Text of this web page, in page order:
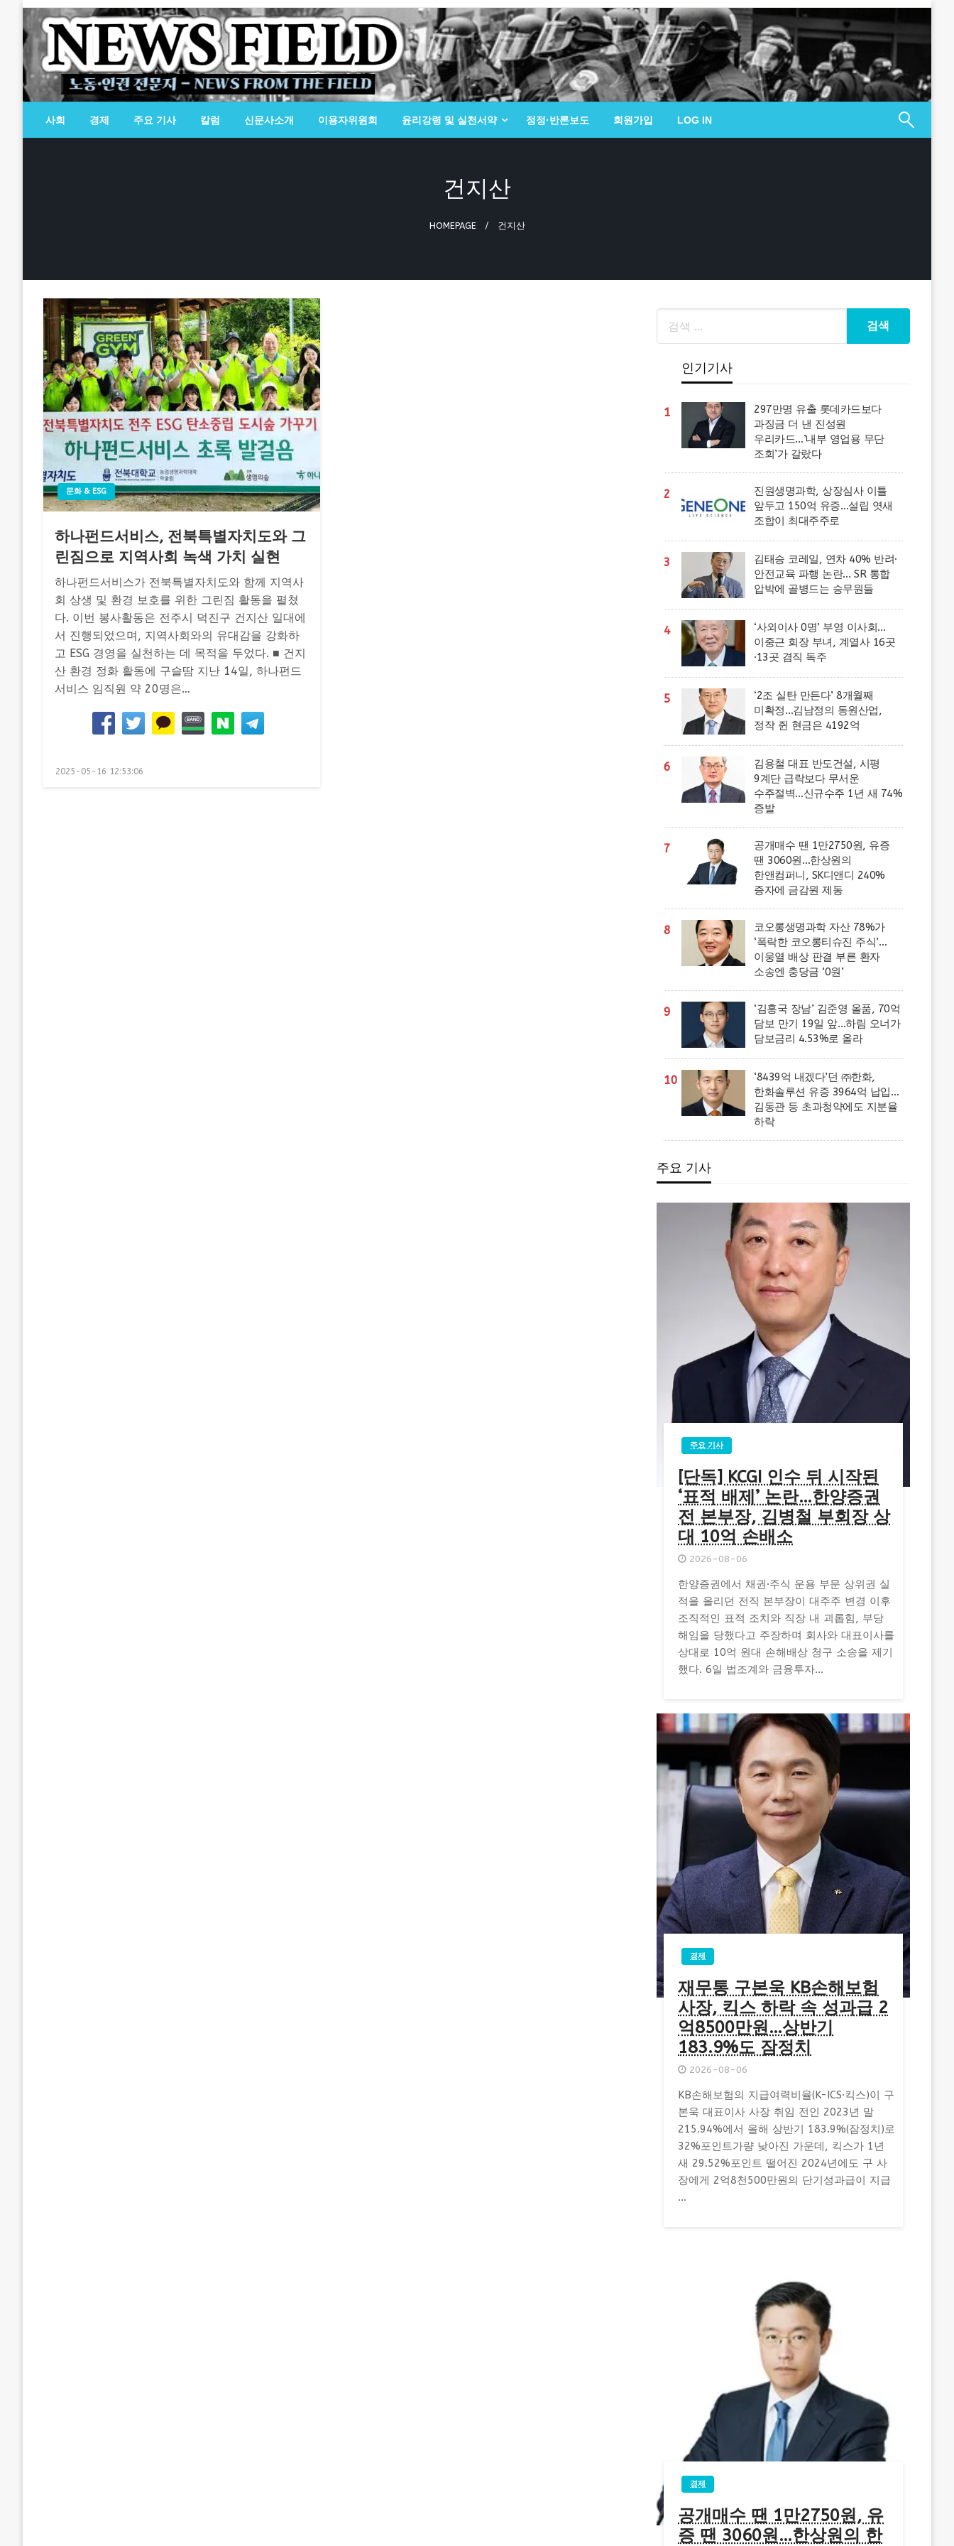
content
뉴스필드
노동·인권 전문지
사회 경제 주요 기사 칼럼 신문사소개 이용자위원회 윤리강령 및 실천서약 정정·반론보도 회원가입 LOG IN
건지산
HOMEPAGE 건지산
문화 & ESG
하나펀드서비스, 전북특별자치도와 그
린짐으로 지역사회 녹색 가치 실현
하나펀드서비스가 전북특별자치도와 함께 지역사
회 상생 및 환경 보호를 위한 그린짐 활동을 펼쳤
다. 이번 봉사활동은 전주시 덕진구 건지산 일대에
서 진행되었으며, 지역사회와의 유대감을 강화하
고 ESG 경영을 실천하는 데 목적을 두었다. ■ 건지
산 환경 정화 활동에 구슬땀 지난 14일, 하나펀드
서비스 임직원 약 20명은…
Posted
2025-05-16 12:53:06
인기기사
1
297만명 유출 롯데카드보다
과징금 더 낸 진성원
우리카드…’내부 영업용 무단
조회’가 갈랐다
2
진원생명과학, 상장심사 이틀
앞두고 150억 유증…설립 엿새
조합이 최대주주로
3
김태승 코레일, 연차 40% 반려·
안전교육 파행 논란… SR 통합
압박에 골병드는 승무원들
4
‘사외이사 0명’ 부영 이사회…
이중근 회장 부녀, 계열사 16곳
·13곳 겸직 독주
5
‘2조 실탄 만든다’ 8개월째
미확정…김남정의 동원산업,
정작 쥔 현금은 4192억
6
김용철 대표 반도건설, 시평
9계단 급락보다 무서운
수주절벽…신규수주 1년 새 74%
증발
7
공개매수 땐 1만2750원, 유증
땐 3060원…한상원의
한앤컴퍼니, SK디앤디 240%
증자에 금감원 제동
8
코오롱생명과학 자산 78%가
‘폭락한 코오롱티슈진 주식’…
이웅열 배상 판결 부른 환자
소송엔 충당금 ‘0원’
9
‘김홍국 장남’ 김준영 올품, 70억
담보 만기 19일 앞…하림 오너가
담보금리 4.53%로 올라
10
‘8439억 내겠다’던 ㈜한화,
한화솔루션 유증 3964억 납입…
김동관 등 초과청약에도 지분율
하락
주요 기사
주요 기사
[단독] KCGI 인수 뒤 시작된
‘표적 배제’ 논란…한양증권
전 본부장, 김병철 부회장 상
대 10억 손배소
2026-08-06
한양증권에서 채권·주식 운용 부문 상위권 실
적을 올리던 전직 본부장이 대주주 변경 이후
조직적인 표적 조치와 직장 내 괴롭힘, 부당
해임을 당했다고 주장하며 회사와 대표이사를
상대로 10억 원대 손해배상 청구 소송을 제기
했다. 6일 법조계와 금융투자...
경제
재무통 구본욱 KB손해보험
사장, 킥스 하락 속 성과급 2
억8500만원…상반기
183.9%도 잠정치
2026-08-06
KB손해보험의 지급여력비율(K-ICS·킥스)이 구
본욱 대표이사 사장 취임 전인 2023년 말
215.94%에서 올해 상반기 183.9%(잠정치)로
32%포인트가량 낮아진 가운데, 킥스가 1년
새 29.52%포인트 떨어진 2024년에도 구 사
장에게 2억8천500만원의 단기성과급이 지급
...
경제
공개매수 땐 1만2750원, 유
증 땐 3060원…한상원의 한